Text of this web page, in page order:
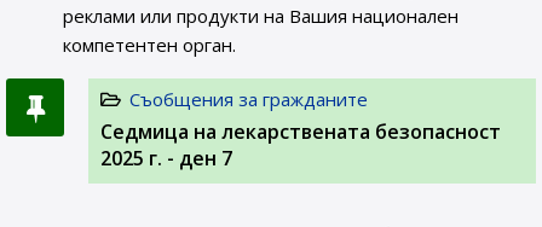
реклами или продукти на Вашия национален
компетентен орган.
Съобщения за гражданите
Седмица на лекарствената безопасност
2025 г. - ден 7